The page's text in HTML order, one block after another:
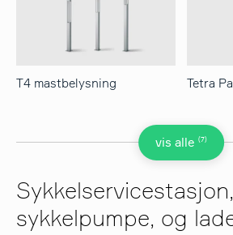
vis alle (7)
T4 mastbelysning Tetra
Sykkelservicestasjon,
sykkelpumpe, og